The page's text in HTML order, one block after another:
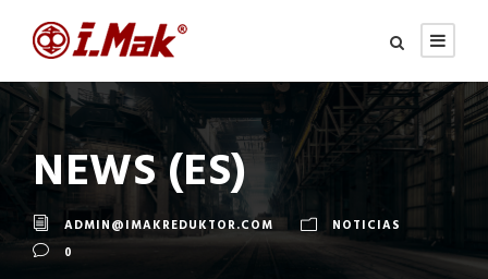
NEWS (ES)
ADMIN@IMAKREDUKTOR.COM
NOTICIAS
0